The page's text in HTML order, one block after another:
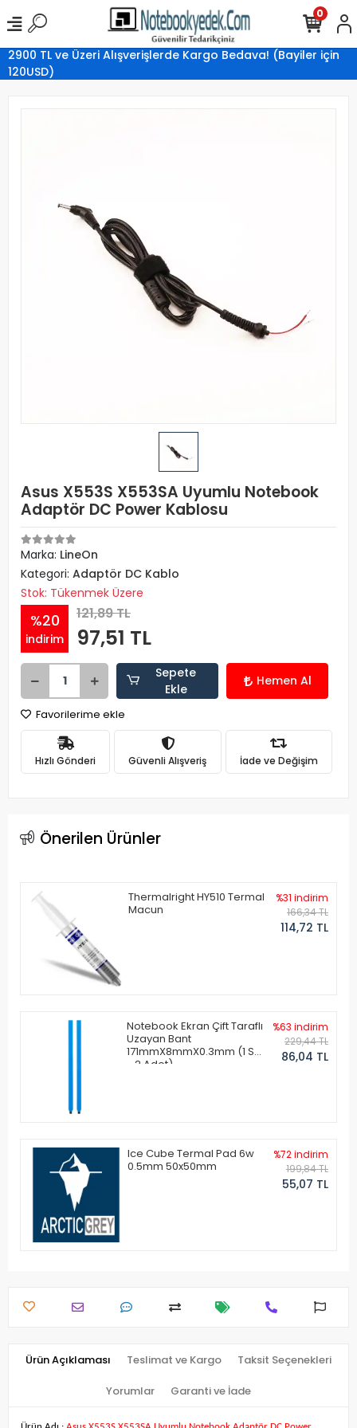
2900 TL ve Üzeri Alışverişlerde Kargo Bedava! (Bayiler için
120USD)
0
Asus X553S X553SA Uyumlu Notebook
Adaptör DC Power Kablosu
Marka: LineOn
Kategori: Adaptör DC Kablo
Stok: Tükenmek Üzere
%20
indirim
121,89 TL
97,51 TL
Sepete
Ekle
Hemen Al
Favorilerime ekle
Hızlı Gönderi Güvenli Alışveriş İade ve Değişim
Önerilen Ürünler
Thermalright HY510 Termal
Macun
%31 indirim
166,34 TL
114,72 TL
Notebook Ekran Çift Taraflı
Uzayan Bant
171mmX8mmX0.3mm (1 Set
- 2 Adet)
%63 indirim
229,44 TL
86,04 TL
Ice Cube Termal Pad 6w
0.5mm 50x50mm
%72 indirim
199,84 TL
55,07 TL
Ürün Açıklaması Teslimat ve Kargo Taksit Seçenekleri
Yorumlar Garanti ve İade